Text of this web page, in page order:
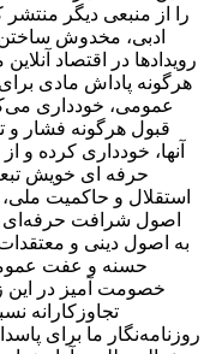
ادبی، مخدوش
هرگونه پاداش مادی
قبول هرگونه فشار و
آنها، خودداری
استقلال و حاکمیت
به اصول دینی و
حسنه و عفت
خصومت آمیز در این
روزنامه‌نگار ما برای